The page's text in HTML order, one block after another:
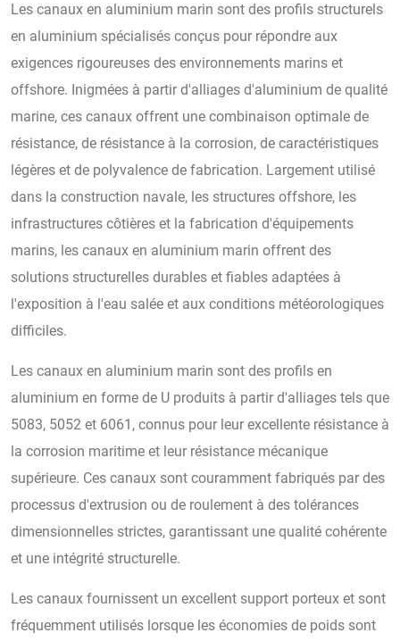
Les canaux en aluminium marin sont des profils structurels
en aluminium spécialisés conçus pour répondre aux
exigences rigoureuses des environnements marins et
offshore. Inigmées à partir d'alliages d'aluminium de qualité
marine, ces canaux offrent une combinaison optimale de
résistance, de résistance à la corrosion, de caractéristiques
légères et de polyvalence de fabrication. Largement utilisé
dans la construction navale, les structures offshore, les
infrastructures côtières et la fabrication d'équipements
marins, les canaux en aluminium marin offrent des
solutions structurelles durables et fiables adaptées à
l'exposition à l'eau salée et aux conditions météorologiques
difficiles.
Les canaux en aluminium marin sont des profils en
aluminium en forme de U produits à partir d'alliages tels que
5083, 5052 et 6061, connus pour leur excellente résistance à
la corrosion maritime et leur résistance mécanique
supérieure. Ces canaux sont couramment fabriqués par des
processus d'extrusion ou de roulement à des tolérances
dimensionnelles strictes, garantissant une qualité cohérente
et une intégrité structurelle.
Les canaux fournissent un excellent support porteux et sont
fréquemment utilisés lorsque les économies de poids sont